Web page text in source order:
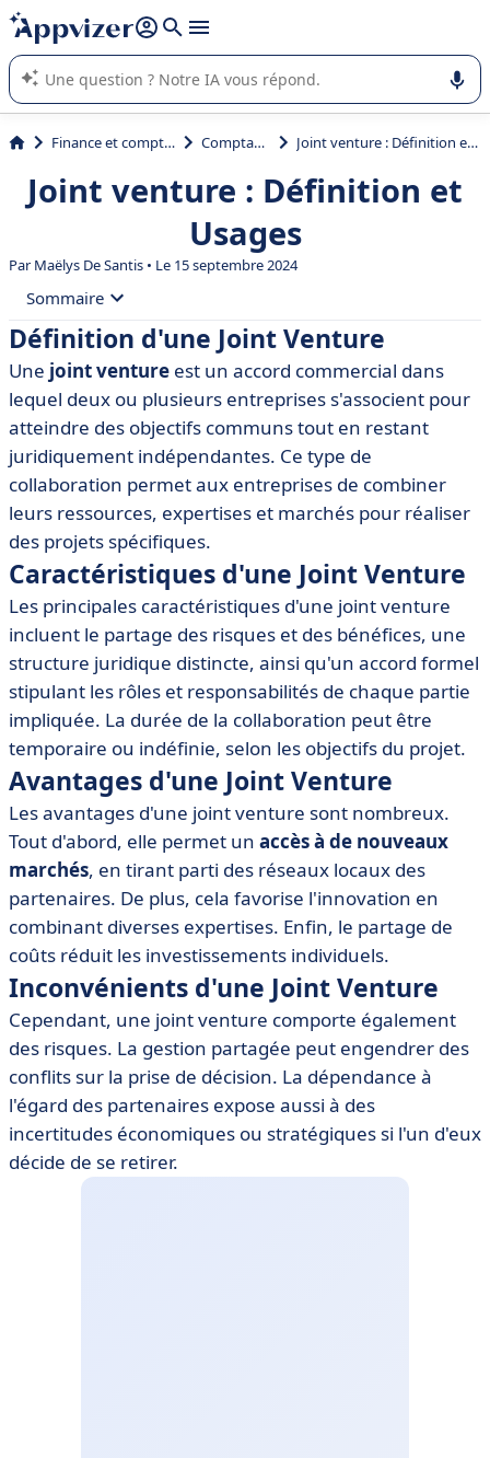
répondre (plusieurs lignes avec
L'IA de Appvizer vous guide dans l'utilisation ou la sélection de
logiciel SaaS en entreprise.
Finance et comptabilité Comptabilité Joint venture : Définition et Usages
Joint venture : Définition et
Usages
ParMaëlys De Santis • Le 15 septembre 2024
Sommaire
• Définition d'une Joint Venture
• Caractéristiques d'une Joint Venture
• Avantages d'une Joint Venture
• Inconvénients d'une Joint Venture
• Types de Joint Ventures
• Exemples de Joint Ventures réussies
• Mise en place d'une Joint Venture
• Outils et logiciels recommandés pour gérer une Joint
Venture
Définition d'une Joint Venture
Une joint venture est un accord commercial dans
lequel deux ou plusieurs entreprises s'associent pour
atteindre des objectifs communs tout en restant
juridiquement indépendantes. Ce type de
collaboration permet aux entreprises de combiner
leurs ressources, expertises et marchés pour réaliser
des projets spécifiques.
Caractéristiques d'une Joint Venture
Les principales caractéristiques d'une joint venture
incluent le partage des risques et des bénéfices, une
structure juridique distincte, ainsi qu'un accord formel
stipulant les rôles et responsabilités de chaque partie
impliquée. La durée de la collaboration peut être
temporaire ou indéfinie, selon les objectifs du projet.
Avantages d'une Joint Venture
Les avantages d'une joint venture sont nombreux.
Tout d'abord, elle permet un accès à de nouveaux
marchés, en tirant parti des réseaux locaux des
partenaires. De plus, cela favorise l'innovation en
combinant diverses expertises. Enfin, le partage de
coûts réduit les investissements individuels.
Inconvénients d'une Joint Venture
Cependant, une joint venture comporte également
des risques. La gestion partagée peut engendrer des
conflits sur la prise de décision. La dépendance à
l'égard des partenaires expose aussi à des
incertitudes économiques ou stratégiques si l'un d'eux
décide de se retirer.